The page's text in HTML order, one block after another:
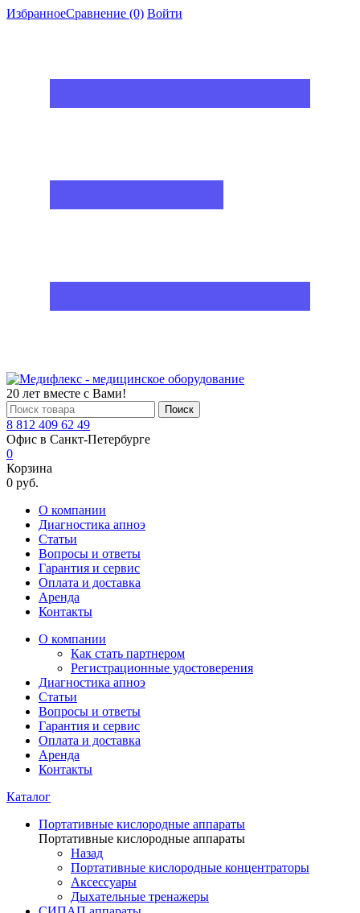
ИзбранноеСравнение (0) Войти
20 лет вместе с Вами!
Поиск
8 812 409 62 49
Офис в Санкт-Петербурге
0
Корзина
0 руб.
О компании
Диагностика апноэ
Статьи
Вопросы и ответы
Гарантия и сервис
Оплата и доставка
Аренда
Контакты
О компании
Как стать партнером
Регистрационные удостоверения
Диагностика апноэ
Статьи
Вопросы и ответы
Гарантия и сервис
Оплата и доставка
Аренда
Контакты
Каталог
Портативные кислородные аппараты
Портативные кислородные аппараты
Назад
Портативные кислородные концентраторы
Аксессуары
Дыхательные тренажеры